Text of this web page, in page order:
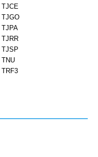
TJCE
TJGO
TJPA
TJRR
TJSP
TNU
TRF3